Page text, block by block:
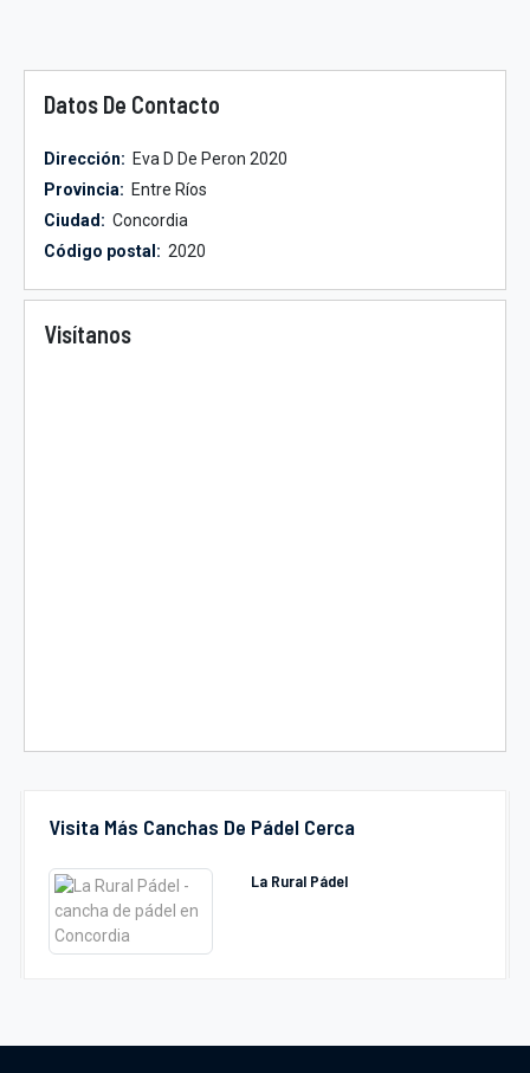
Visita Más Canchas De Pádel Cerca
La Rural Pádel
Datos De Contacto
Dirección: Eva D De Peron 2020
Provincia: Entre Ríos
Ciudad: Concordia
Código postal: 2020
Visítanos